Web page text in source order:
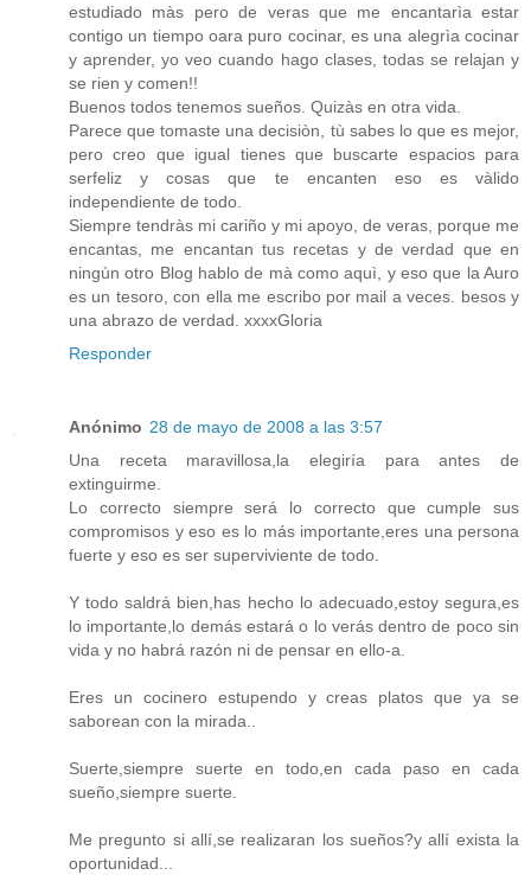
estudiado màs pero de veras que me encantarìa estar
contigo un tiempo oara puro cocinar, es una alegrìa cocinar
y aprender, yo veo cuando hago clases, todas se relajan y
se rien y comen!!
Buenos todos tenemos sueños. Quizàs en otra vida.
Parece que tomaste una decisiòn, tù sabes lo que es mejor,
pero creo que igual tienes que buscarte espacios para
serfeliz y cosas que te encanten eso es vàlido
independiente de todo.
Siempre tendràs mi cariño y mi apoyo, de veras, porque me
encantas, me encantan tus recetas y de verdad que en
ningùn otro Blog hablo de mà como aquì, y eso que la Auro
es un tesoro, con ella me escribo por mail a veces. besos y
una abrazo de verdad. xxxxGloria
Responder
Anónimo 28 de mayo de 2008 a las 3:57
Una receta maravillosa,la elegiría para antes de
extinguirme.
Lo correcto siempre será lo correcto que cumple sus
compromisos y eso es lo más importante,eres una persona
fuerte y eso es ser superviviente de todo.
Y todo saldrá bien,has hecho lo adecuado,estoy segura,es
lo importante,lo demás estará o lo verás dentro de poco sin
vida y no habrá razón ni de pensar en ello-a.
Eres un cocinero estupendo y creas platos que ya se
saborean con la mirada..
Suerte,siempre suerte en todo,en cada paso en cada
sueño,siempre suerte.
Me pregunto si allí,se realizaran los sueños?y allí exista la
oportunidad...